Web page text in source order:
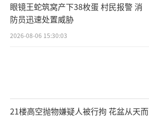
眼镜王蛇筑窝产下38枚蛋 村民报警 消
防员迅速处置威胁
2026-08-06 15:30:03
21楼高空抛物嫌疑人被行拘 花盆从天而